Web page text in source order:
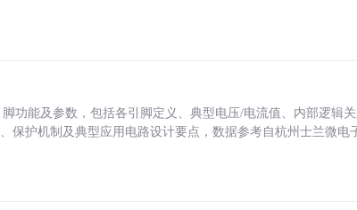
功能及参数，包括各引脚定义、典型电压/电流值、内部逻辑
保护机制及典型应用电路设计要点，数据参考自杭州士兰微电